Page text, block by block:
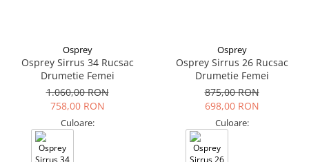
Osprey
Osprey Sirrus 34 Rucsac
Drumetie Femei
1.060,00 RON
758,00 RON
Culoare:
Osprey
Osprey Sirrus 26 Rucsac
Drumetie Femei
875,00 RON
698,00 RON
Culoare: